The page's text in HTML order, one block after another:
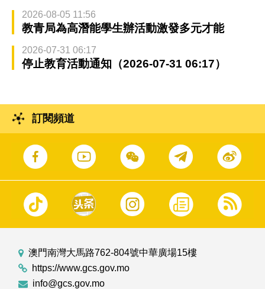
2026-08-05 11:56
教青局為高潛能學生辦活動激發多元才能
2026-07-31 06:17
停止教育活動通知（2026-07-31 06:17）
訂閱頻道
澳門南灣大馬路762-804號中華廣場15樓
https://www.gcs.gov.mo
info@gcs.gov.mo